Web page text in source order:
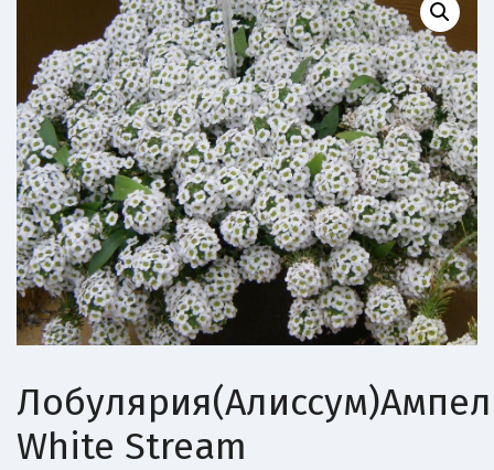
White Stream